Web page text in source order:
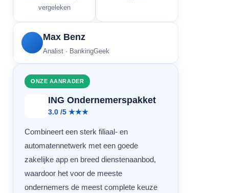
vergeleken
Max Benz
Analist · BankingGeek
ONZE AANRADER
ING Ondernemerspakket
3.0 /5 ★★★
Combineert een sterk filiaal- en
automatennetwerk met een goede
zakelijke app en breed dienstenaanbod,
waardoor het voor de meeste
ondernemers de meest complete keuze